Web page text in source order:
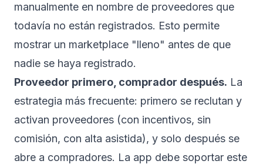
manualmente en nombre de proveedores que
todavía no están registrados. Esto permite
mostrar un marketplace "lleno" antes de que
nadie se haya registrado.
Proveedor primero, comprador después. La
estrategia más frecuente: primero se reclutan y
activan proveedores (con incentivos, sin
comisión, con alta asistida), y solo después se
abre a compradores. La app debe soportar este